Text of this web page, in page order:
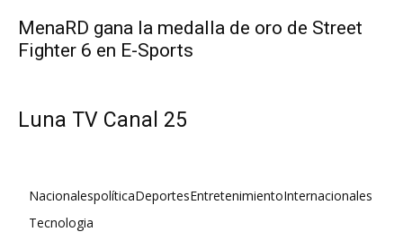
MenaRD gana la medalla de oro de Street
Fighter 6 en E-Sports
Luna TV Canal 25
NacionalespolíticaDeportesEntretenimientoInternacionales
Tecnologia